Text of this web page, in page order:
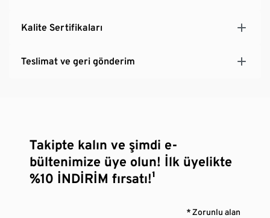
Kalite Sertifikaları
Teslimat ve geri gönderim
Takipte kalın ve şimdi e-
bültenimize üye olun! İlk üyelikte
%10 İNDİRİM fırsatı!¹
* Zorunlu alan